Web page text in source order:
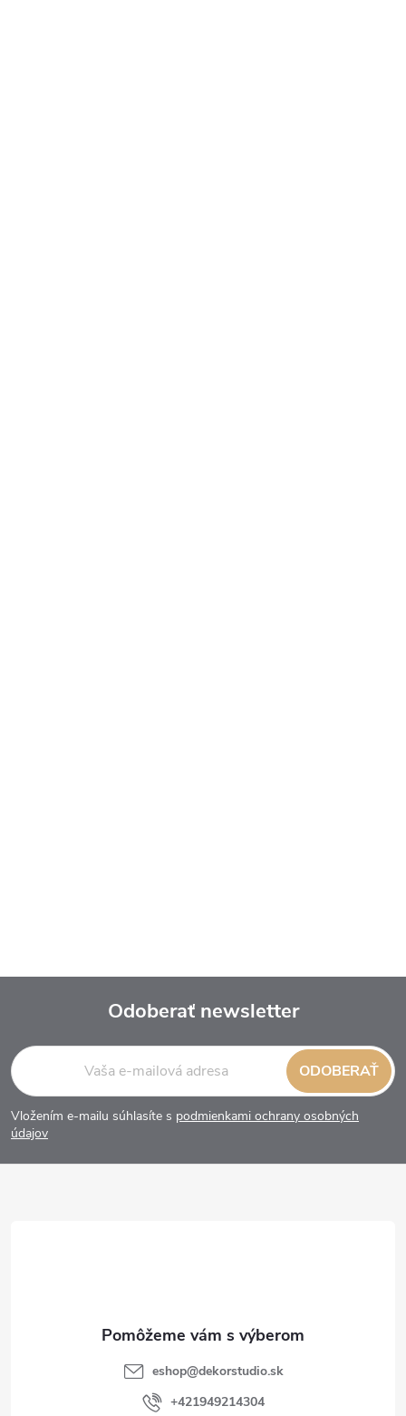
Z
á
p
Odoberať newsletter
Vložením e-mailu súhlasíte s podmienkami ochrany osobných
údajov
ODOBERAŤ
eshop@dekorstudio.sk
+421949214304